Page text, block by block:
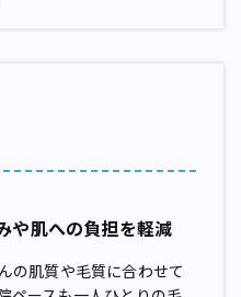
や肌への負担を軽減
の肌質や毛質に合わせて